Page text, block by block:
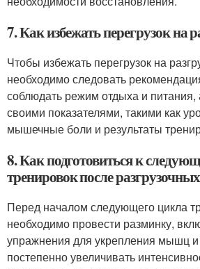
7. Как избежать перегрузок на
Чтобы избежать перегрузок на
необходимо следовать
соблюдать режим отдыха и питания,
своими показателями, такими как
мышечные боли и результаты
8. Как подготовиться к
тренировок после
Перед началом следующего цикла
необходимо провести разминку,
упражнения для укрепления мышц и
постепенно увеличивать